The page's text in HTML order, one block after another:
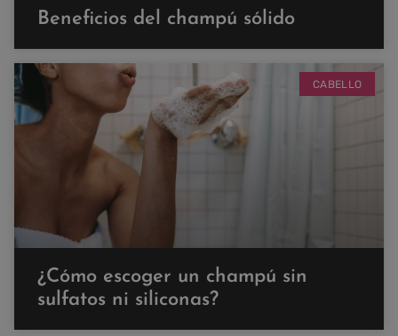
Beneficios del champú sólido
CABELLO
¿Cómo escoger un champú sin
sulfatos ni siliconas?